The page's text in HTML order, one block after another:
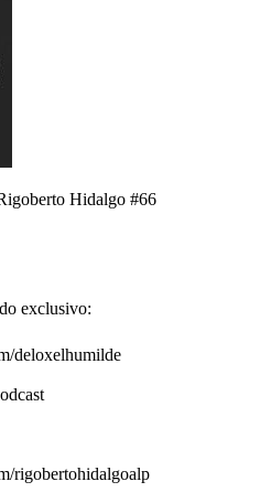
Hidalgo #66
exclusivo:
deloxelhumilde
rigobertohidalgoalp